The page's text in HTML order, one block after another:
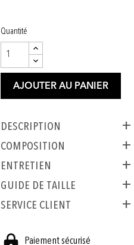
Quantité
AJOUTER AU PANIER
Description
COMPOSITION
ENTRETIEN
GUIDE DE TAILLE
SERVICE CLIENT
Paiement sécurisé